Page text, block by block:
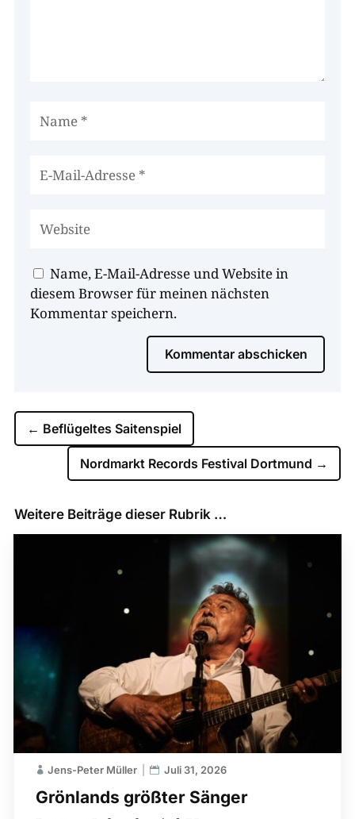
Name, E-Mail-Adresse und Website in
diesem Browser für meinen nächsten
Kommentar speichern.
Kommentar abschicken
← Beflügeltes Saitenspiel
Nordmarkt Records Festival Dortmund →
Weitere Beiträge dieser Rubrik …
Grönlands größter Sänger
Jens-Peter Müller Juli 31, 2026